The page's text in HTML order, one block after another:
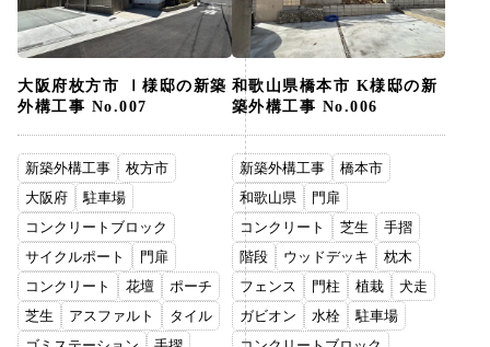
大阪府枚方市 Ⅰ様邸の新築
外構工事 No.007
新築外構工事
枚方市
大阪府
駐車場
コンクリートブロック
サイクルポート
門扉
コンクリート
花壇
ポーチ
芝生
アスファルト
タイル
和歌山県橋本市 K様邸の新
築外構工事 No.006
新築外構工事
橋本市
和歌山県
門扉
コンクリート
芝生
手摺
階段
ウッドデッキ
枕木
フェンス
門柱 植栽
犬走
ガビオン
水栓
駐車場